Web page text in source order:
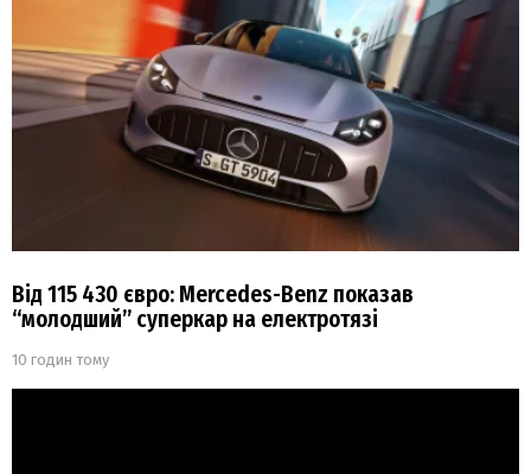
Від 115 430 євро: Mercedes-Benz показав
“молодший” суперкар на електротязі
10 годин тому